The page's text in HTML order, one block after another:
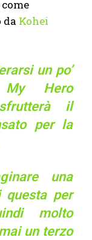
da Kohei
un po’
My Hero
il
per la
una
questa per
molto
un terzo